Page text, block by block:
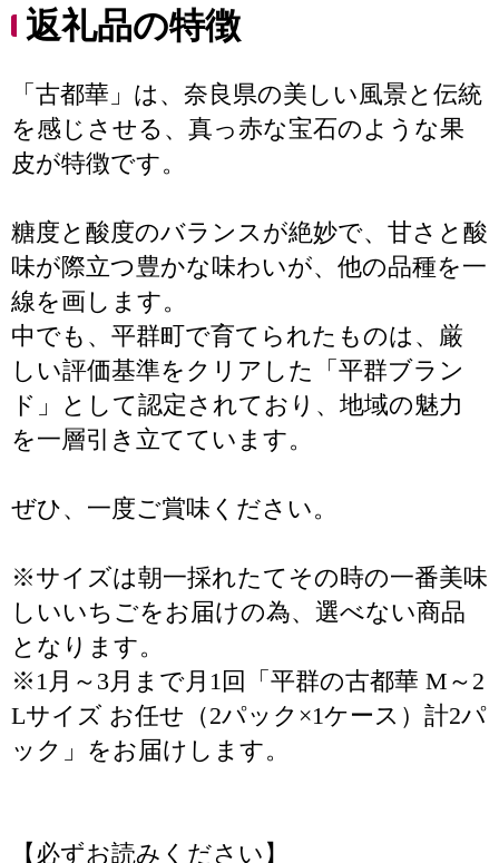
返礼品の特徴
「古都華」は、奈良県の美しい風景と伝統
を感じさせる、真っ赤な宝石のような果
皮が特徴です。
糖度と酸度のバランスが絶妙で、甘さと酸
味が際立つ豊かな味わいが、他の品種を一
線を画します。
中でも、平群町で育てられたものは、厳
しい評価基準をクリアした「平群ブラン
ド」として認定されており、地域の魅力
を一層引き立てています。
ぜひ、一度ご賞味ください。
※サイズは朝一採れたてその時の一番美味
しいいちごをお届けの為、選べない商品
となります。
※1月～3月まで月1回「平群の古都華 M～2
Lサイズ お任せ（2パック×1ケース）計2パ
ック」をお届けします。
【必ずお読みください】